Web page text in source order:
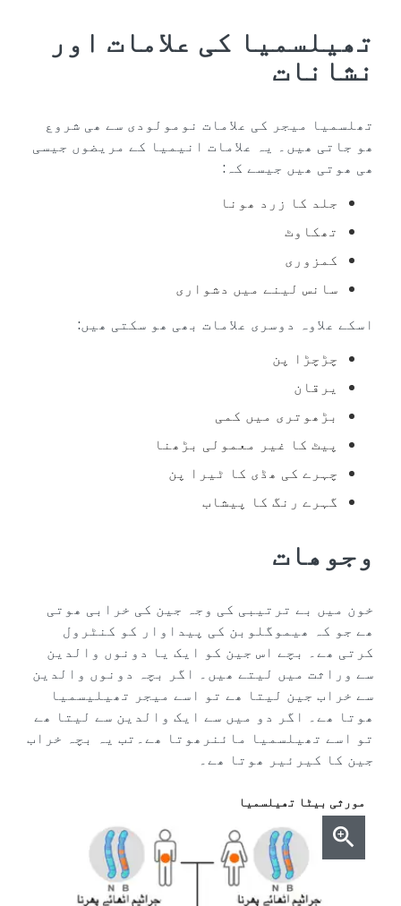
تھیلسمیا‮ ‬کی‮ ‬علامات‮ ‬اور‮
‬نشانات
تھلسمیا‮ ‬میجر‮ ‬کی‮ ‬علامات‮ ‬نومولودی‮ ‬سے‮ ‬ھی‮ ‬شروع‮
‬ھو‮ ‬جاتی‮ ‬ھیں۔‮ ‬یہ‮ ‬علامات‮ ‬انیمیا‮ ‬کے‮ ‬مریضوں‮ ‬جیسی‮
‬ھی‮ ‬ھوتی‮ ‬ھیں‮ ‬جیسے‮ ‬کہ:
جلد‮ ‬کا‮ ‬زرد‮ ‬ھونا
تھکاوٹ
کمزوری
سانس‮ ‬لینے‮ ‬میں‮ ‬دشواری
اسکے‮ ‬علاوہ‮ ‬دوسری‮ ‬علامات‮ ‬بھی‮ ‬ھو‮ ‬سکتی‮ ‬ھیں:
چڑچڑا‮ ‬پن
یرقان
بڑھوتری‮ ‬میں‮ ‬کمی
پیٹ‮ ‬کا‮ ‬غیر‮ ‬معمولی‮ ‬بڑھنا
چہرے‮ ‬کی‮ ‬ھڈی‮ ‬کا‮ ‬ٹیرا‮ ‬پن
گہرے‮ ‬رنگ‮ ‬کا‮ ‬پیشاب
وجوھات
خون‮ ‬میں‮ ‬بے‮ ‬ترتیبی‮ ‬کی‮ ‬وجہ‮ ‬جین‮ ‬کی‮ ‬خرابی‮ ‬ھوتی‮
‬ھے‮ ‬جو‮ ‬کہ‮ ‬ھیموگلوبن‮ ‬کی‮ ‬پیداوار‮ ‬کو‮ ‬کنٹرول‮
‬کرتی‮ ‬ھے۔‮ ‬بچے‮ ‬اس‮ ‬جین‮ ‬کو‮ ‬ایک‮ ‬یا‮ ‬دونوں‮ ‬والدین‮
‬سے‮ ‬وراثت‮ ‬میں‮ ‬لیتے‮ ‬ھیں۔‮ ‬اگر‮ ‬بچہ‮ ‬دونوں‮ ‬والدین‮
‬سے‮ ‬خراب‮ ‬جین‮ ‬لیتا‮ ‬ھے‮ ‬تو‮ ‬اسے‮ ‬میجر‮ ‬تھیلیسمیا‮
‬ھوتا‮ ‬ھے۔‮ ‬اگر‮ ‬دو‮ ‬میں‮ ‬سے‮ ‬ایک‮ ‬والدین‮ ‬سے‮ ‬لیتا‮ ‬ھے‮
‬تو‮ ‬اسے‮ ‬تھیلسمیا‮ ‬مائنرھوتا‮ ‬ھے۔تب‮ ‬یہ‮ ‬بچہ‮ ‬خراب‮
‬جین‮ ‬کا‮ ‬کیرئیر‮ ‬ھوتا‮ ‬ھے۔
مورثی بیٹا تھیلسمیا